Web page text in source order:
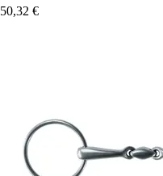
50,32 €